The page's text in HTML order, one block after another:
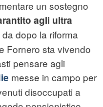
un sostegno
agli ultra
dopo la riforma
Fornero sta vivendo
pensare agli
messe in campo per
disoccupati a